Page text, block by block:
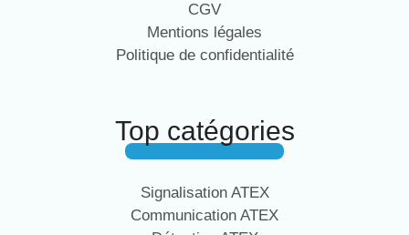
CGV
Mentions légales
Politique de confidentialité
Top catégories
Signalisation ATEX
Communication ATEX